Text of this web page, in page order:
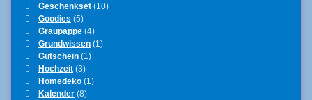
Geschenkset(10)
Goodies (5)
Graupappe(4)
Grundwissen(1)
Gutschein(1)
Hochzeit(3)
Homedeko(1)
Kalender(8)